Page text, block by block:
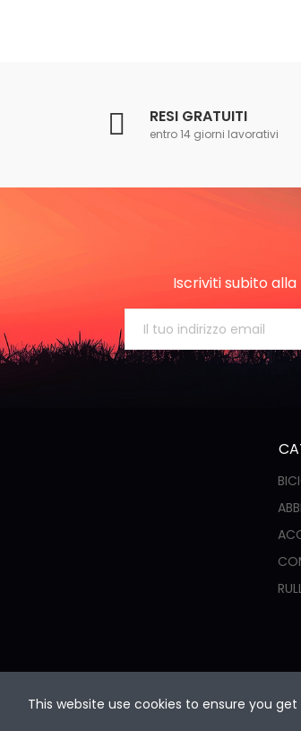
RESI GRATUITI
entro 14 giorni lavorativi
Iscriviti subito
FM BIKE SERVICE P.IVA 01860470432 |
This website use cookies to ensure you